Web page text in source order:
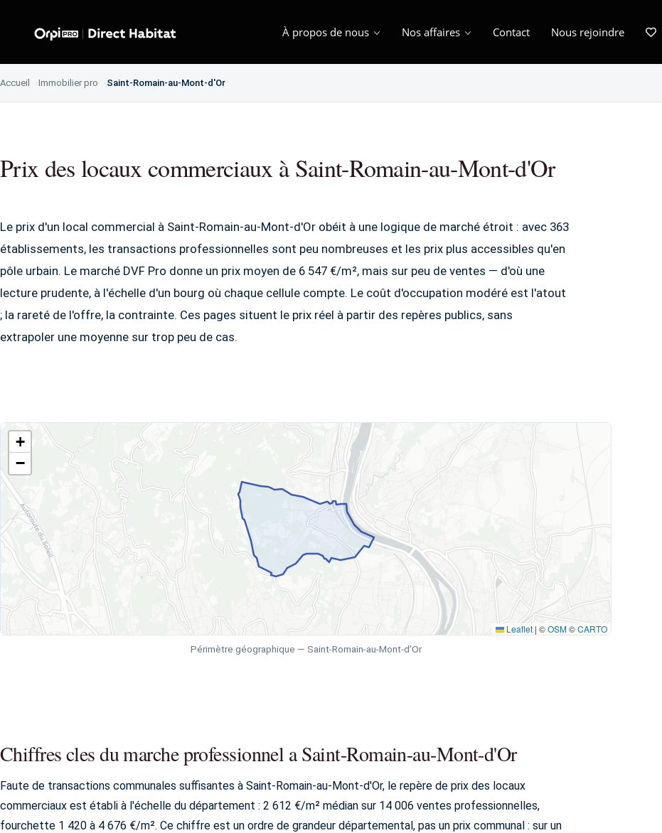
À propos de nous Nos affaires Contact Nous rejoindre
Accueil Immobilier pro Saint-Romain-au-Mont-d'Or
Prix des locaux commerciaux à Saint-Romain-au-Mont-d'Or
Le prix d'un local commercial à Saint-Romain-au-Mont-d'Or obéit à une logique de marché étroit : avec 363
établissements, les transactions professionnelles sont peu nombreuses et les prix plus accessibles qu'en
pôle urbain. Le marché DVF Pro donne un prix moyen de 6 547 €/m², mais sur peu de ventes — d'où une
lecture prudente, à l'échelle d'un bourg où chaque cellule compte. Le coût d'occupation modéré est l'atout
; la rareté de l'offre, la contrainte. Ces pages situent le prix réel à partir des repères publics, sans
extrapoler une moyenne sur trop peu de cas.
+
−
Leaflet | ©OSM©CARTO
Périmètre géographique — Saint-Romain-au-Mont-d'Or
Chiffres cles du marche professionnel a Saint-Romain-au-Mont-d'Or
Faute de transactions communales suffisantes à Saint-Romain-au-Mont-d'Or, le repère de prix des locaux
commerciaux est établi à l'échelle du département : 2 612 €/m² médian sur 14 006 ventes professionnelles,
fourchette 1 420 à 4 676 €/m². Ce chiffre est un ordre de grandeur départemental, pas un prix communal : sur un